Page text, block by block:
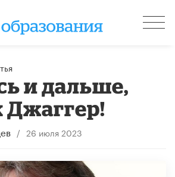
и дальше,
Джаггер!
/ 26 июля 2023